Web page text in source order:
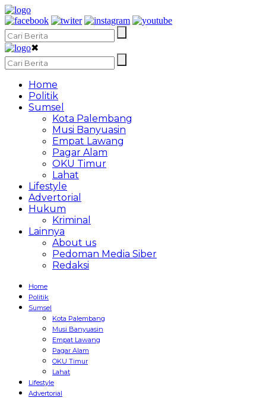
✖
Home
Politik
Sumsel
Kota Palembang
Musi Banyuasin
Empat Lawang
Pagar Alam
OKU Timur
Lahat
Lifestyle
Advertorial
Hukum
Kriminal
Lainnya
About us
Pedoman Media Siber
Redaksi
Home
Politik
Sumsel
Kota Palembang
Musi Banyuasin
Empat Lawang
Pagar Alam
OKU Timur
Lahat
Lifestyle
Advertorial